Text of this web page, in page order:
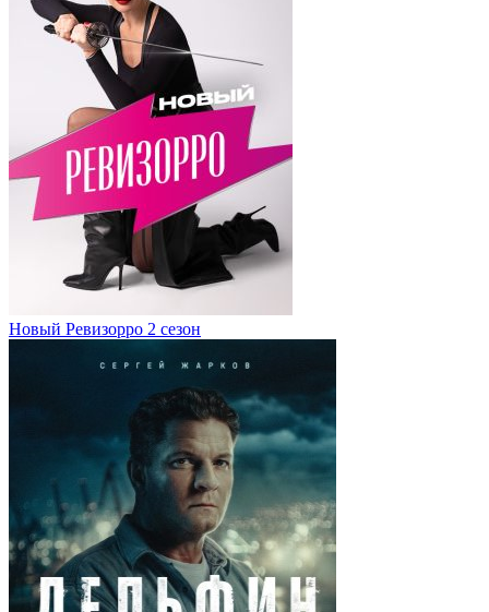
Новый Ревизорро 2 сезон